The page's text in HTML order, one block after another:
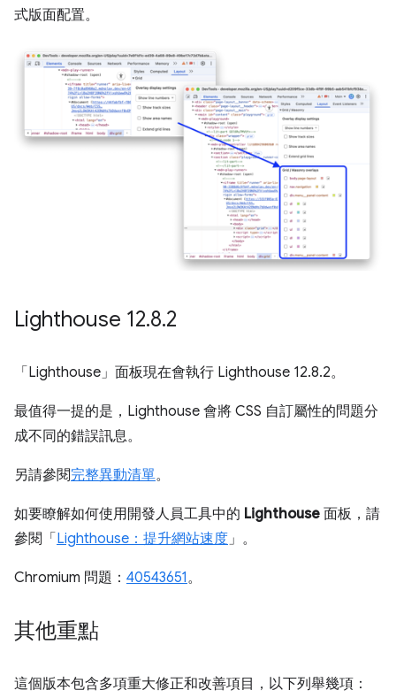
式版面配置。
Lighthouse 12.8.2
「Lighthouse」 面板現在會執行 Lighthouse 12.8.2。
最值得一提的是，Lighthouse 會將 CSS 自訂屬性的問題分
成不同的錯誤訊息。
另請參閱完整異動清單。
如要瞭解如何使用開發人員工具中的 Lighthouse 面板，請
參閱「Lighthouse：提升網站速度 」。
Chromium 問題： 40543651。
其他重點
這個版本包含多項重大修正和改善項目，以下列舉幾項：